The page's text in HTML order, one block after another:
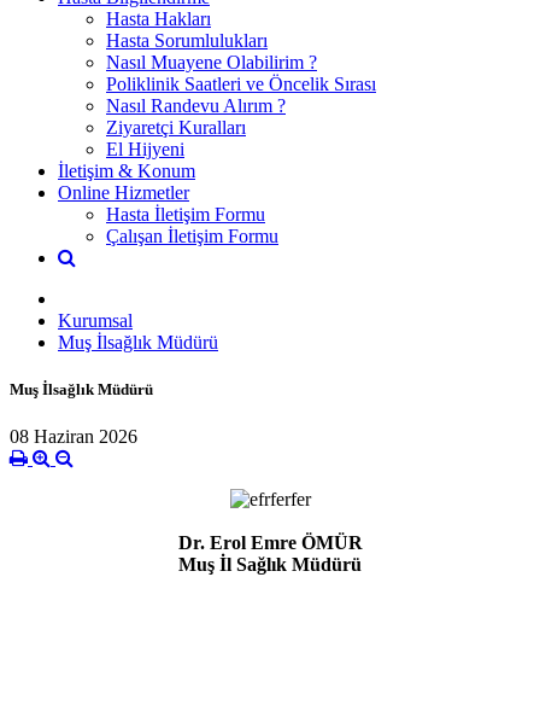
Hasta Hakları
Hasta Sorumlulukları
Nasıl Muayene Olabilirim ?
Poliklinik Saatleri ve Öncelik Sırası
Nasıl Randevu Alırım ?
Ziyaretçi Kuralları
El Hijyeni
İletişim & Konum
Online Hizmetler
Hasta İletişim Formu
Çalışan İletişim Formu
Kurumsal
Muş İlsağlık Müdürü
Muş İlsağlık Müdürü
08 Haziran 2026
Dr. Erol Emre ÖMÜR
Muş İl Sağlık Müdürü